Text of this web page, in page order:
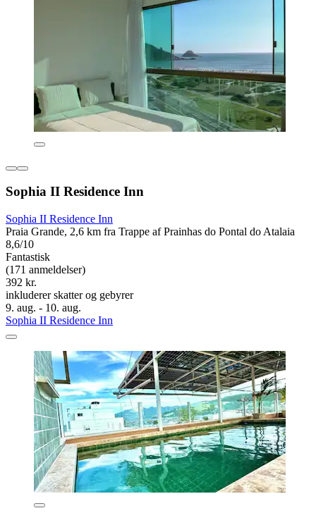
Sophia II Residence Inn
Sophia II Residence Inn
Praia Grande, 2,6 km fra Trappe af Prainhas do Pontal do Atalaia
8,6/10
Fantastisk
(171 anmeldelser)
392 kr.
inkluderer skatter og gebyrer
9. aug. - 10. aug.
Sophia II Residence Inn